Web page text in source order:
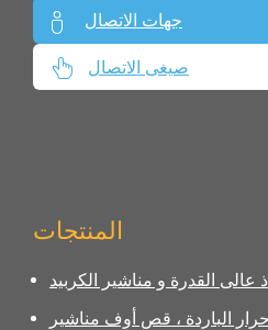
جهات الاتصال
صيغى الاتصال
المنتجات
القدرة و مناشير الكربيد
الباردة ، قص أوف مناشير